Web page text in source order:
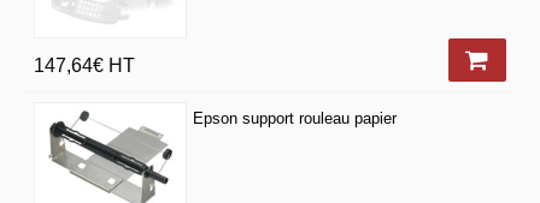
147,64€ HT
Epson support rouleau papier